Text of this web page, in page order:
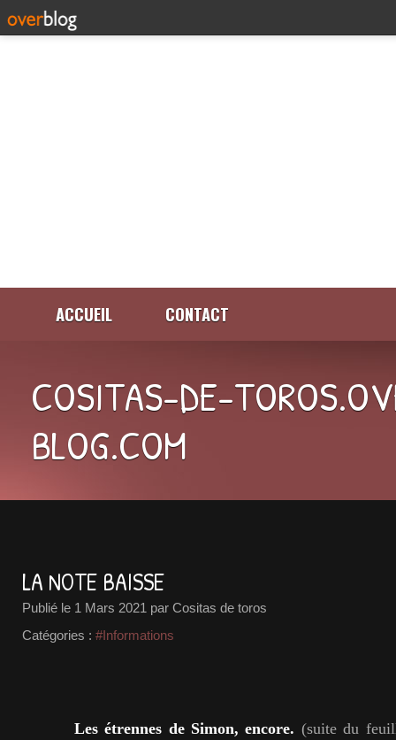
ACCUEIL CONTACT
COSITAS-DE-
BLOG.COM
LA NOTE BAISSE
Publié le 1 Mars 2021 par Cositas de toros
Catégories : #Informations
Les étrennes de Simon, encore. (suite du